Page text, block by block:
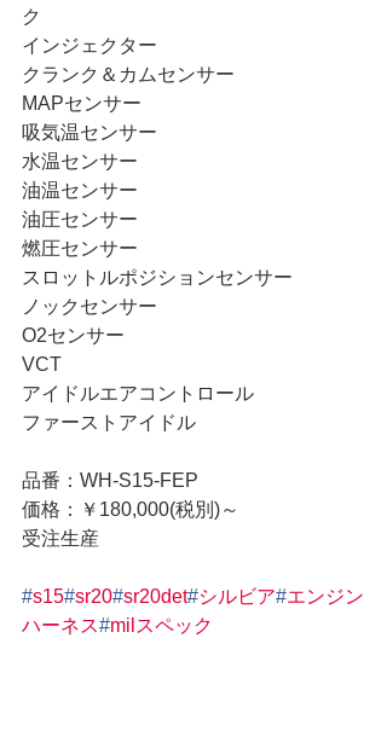
ク
インジェクター
クランク＆カムセンサー
MAPセンサー
吸気温センサー
水温センサー
油温センサー
油圧センサー
燃圧センサー
スロットルポジションセンサー
ノックセンサー
O2センサー
VCT
アイドルエアコントロール
ファーストアイドル
品番：WH-S15-FEP
価格：￥180,000(税別)～
受注生産
#s15#sr20#sr20det#シルビア#エンジン
ハーネス#milスペック